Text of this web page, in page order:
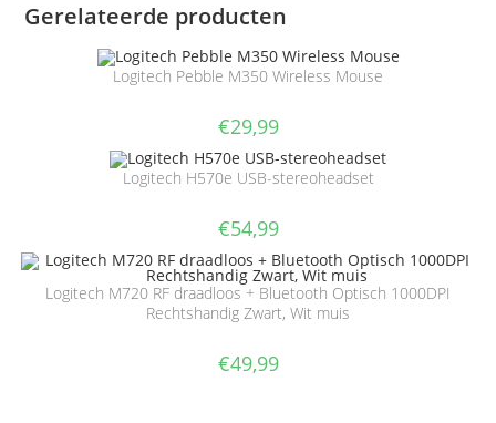
Gerelateerde producten
Logitech Pebble M350 Wireless Mouse
€29,99
Logitech H570e USB-stereoheadset
€54,99
Logitech M720 RF draadloos + Bluetooth Optisch 1000DPI
Rechtshandig Zwart, Wit muis
€49,99